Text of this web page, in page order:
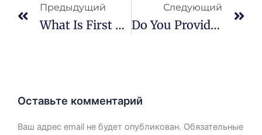
Предыдущий
What Is First Article Inspection (FAI)?
Следующий
Do You Provide Quality Documentation?
Оставьте комментарий
Ваш адрес email не будет опубликован. Обязательные